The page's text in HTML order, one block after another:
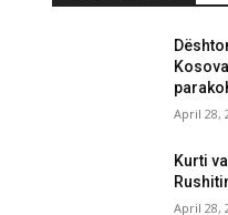
April 28,
Kurti
April 28,